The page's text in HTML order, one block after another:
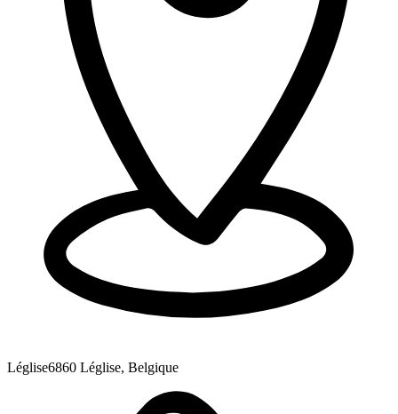
Léglise6860 Léglise, Belgique